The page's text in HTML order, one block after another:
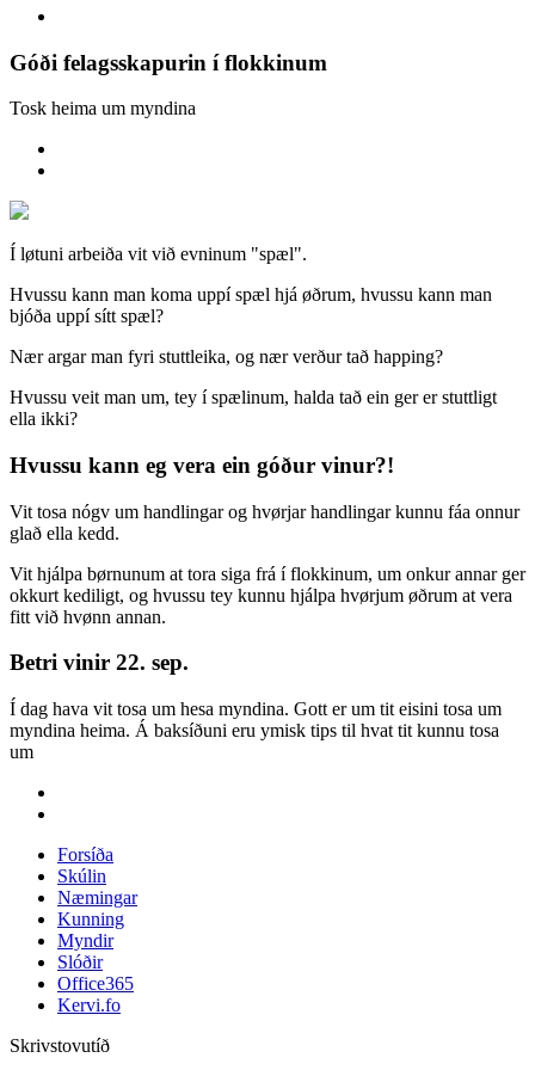
Góði felagsskapurin í flokkinum
Tosk heima um myndina
Í løtuni arbeiða vit við evninum "spæl".
Hvussu kann man koma uppí spæl hjá øðrum, hvussu kann man
bjóða uppí sítt spæl?
Nær argar man fyri stuttleika, og nær verður tað happing?
Hvussu veit man um, tey í spælinum, halda tað ein ger er stuttligt
ella ikki?
Hvussu kann eg vera ein góður vinur?!
Vit tosa nógv um handlingar og hvørjar handlingar kunnu fáa onnur
glað ella kedd.
Vit hjálpa børnunum at tora siga frá í flokkinum, um onkur annar ger
okkurt kediligt, og hvussu tey kunnu hjálpa hvørjum øðrum at vera
fitt við hvønn annan.
Betri vinir 22. sep.
Í dag hava vit tosa um hesa myndina. Gott er um tit eisini tosa um
myndina heima. Á baksíðuni eru ymisk tips til hvat tit kunnu tosa
um
Forsíða
Skúlin
Næmingar
Kunning
Myndir
Slóðir
Office365
Kervi.fo
Skrivstovutíð